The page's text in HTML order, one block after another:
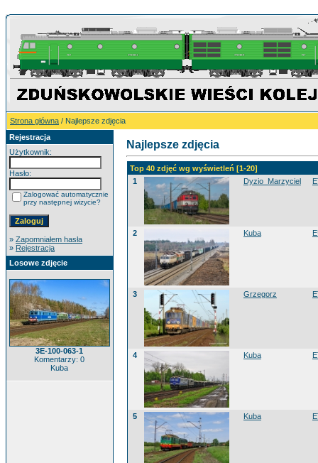
Strona główna / Najlepsze zdjęcia
Rejestracja
Użytkownik:
Hasło:
Zalogować automatycznie
przy następnej wizycie?
» Zapomniałem hasła
» Rejestracja
Losowe zdjęcie
3E-100-063-1
Komentarzy: 0
Kuba
Najlepsze zdjęcia
Top 40 zdjęć wg wyświetleń [1-20]
1
Dyzio_Marzyciel
2 Kuba
3 Grzegorz
4 Kuba
5 Kuba